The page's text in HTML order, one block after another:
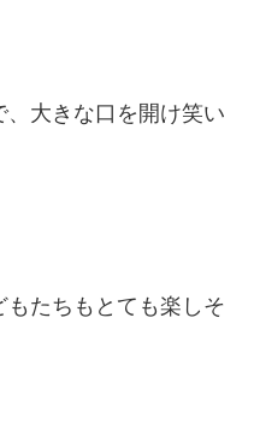
大きな口を開け笑い
たちもとても楽しそ